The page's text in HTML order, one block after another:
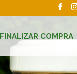
FINALIZAR COMPRA